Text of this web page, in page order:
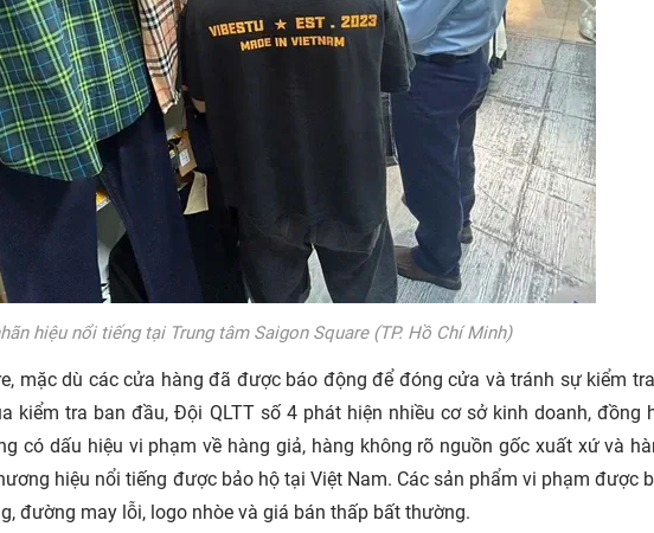
hiệu nổi tiếng tại Trung tâm Saigon Square (TP. Hồ Chí Minh)
mặc dù các cửa hàng đã được báo động để đóng cửa và tránh sự kiểm
kiểm tra ban đầu, Đội QLTT số 4 phát hiện nhiều cơ sở kinh doanh, đồng
có dấu hiệu vi phạm về hàng giả, hàng không rõ nguồn gốc xuất xứ và
hiệu nổi tiếng được bảo hộ tại Việt Nam. Các sản phẩm vi phạm được
đường may lỗi, logo nhòe và giá bán thấp bất thường.